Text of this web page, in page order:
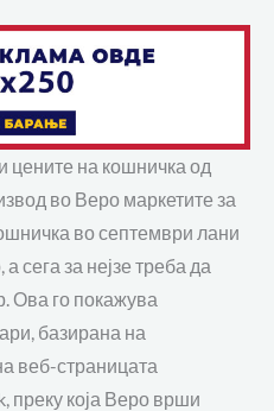
цените на кошничка од
во Веро маркетите за
во септември лани
а сега за нејзе треба да
.Ова го покажува
базирана на
веб-страницата
, преку која Веро врши